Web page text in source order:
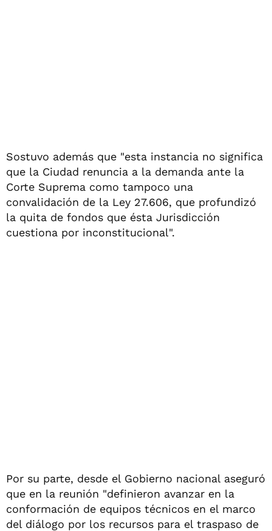
Sostuvo además que "esta instancia no significa
que la Ciudad renuncia a la demanda ante la
Corte Suprema como tampoco una
convalidación de la Ley 27.606, que profundizó
la quita de fondos que ésta Jurisdicción
cuestiona por inconstitucional".
Por su parte, desde el Gobierno nacional aseguró
que en la reunión "definieron avanzar en la
conformación de equipos técnicos en el marco
del diálogo por los recursos para el traspaso de